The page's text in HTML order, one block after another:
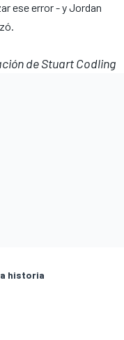
ese error - y Jordan
de Stuart Codling
historia